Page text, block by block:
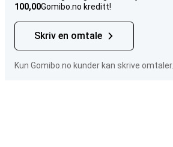
100,00Gomibo.no kreditt!
Skriv en omtale
Kun Gomibo.no kunder kan skrive omtaler.